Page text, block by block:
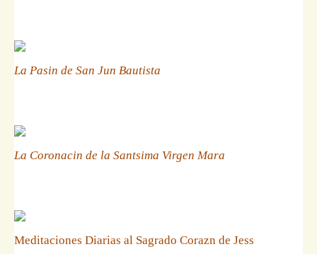
La Pasin de San Jun Bautista
La Coronacin de la Santsima Virgen Mara
Meditaciones Diarias al Sagrado Corazn de Jess